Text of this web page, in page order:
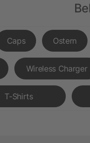
Caps Ostern
Wireless Charger
T-Shirts